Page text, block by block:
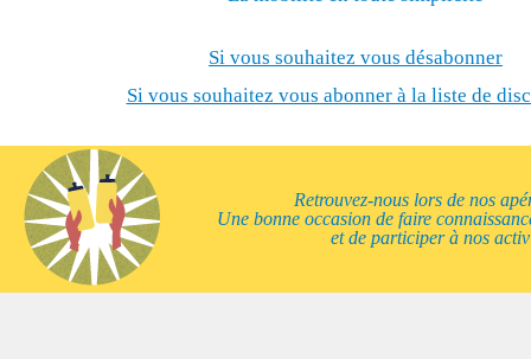
Si vous souhaitez vous désabonner
Si vous souhaitez vous abonner à la liste de
Retrouvez-nous lors de nos
Une bonne occasion de faire
et de participer à nos